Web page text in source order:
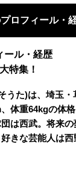
ロフィール・
ール・経歴
特集！
うた)は、埼玉
体重64kgの体
は西武。将来
きな芸能人は